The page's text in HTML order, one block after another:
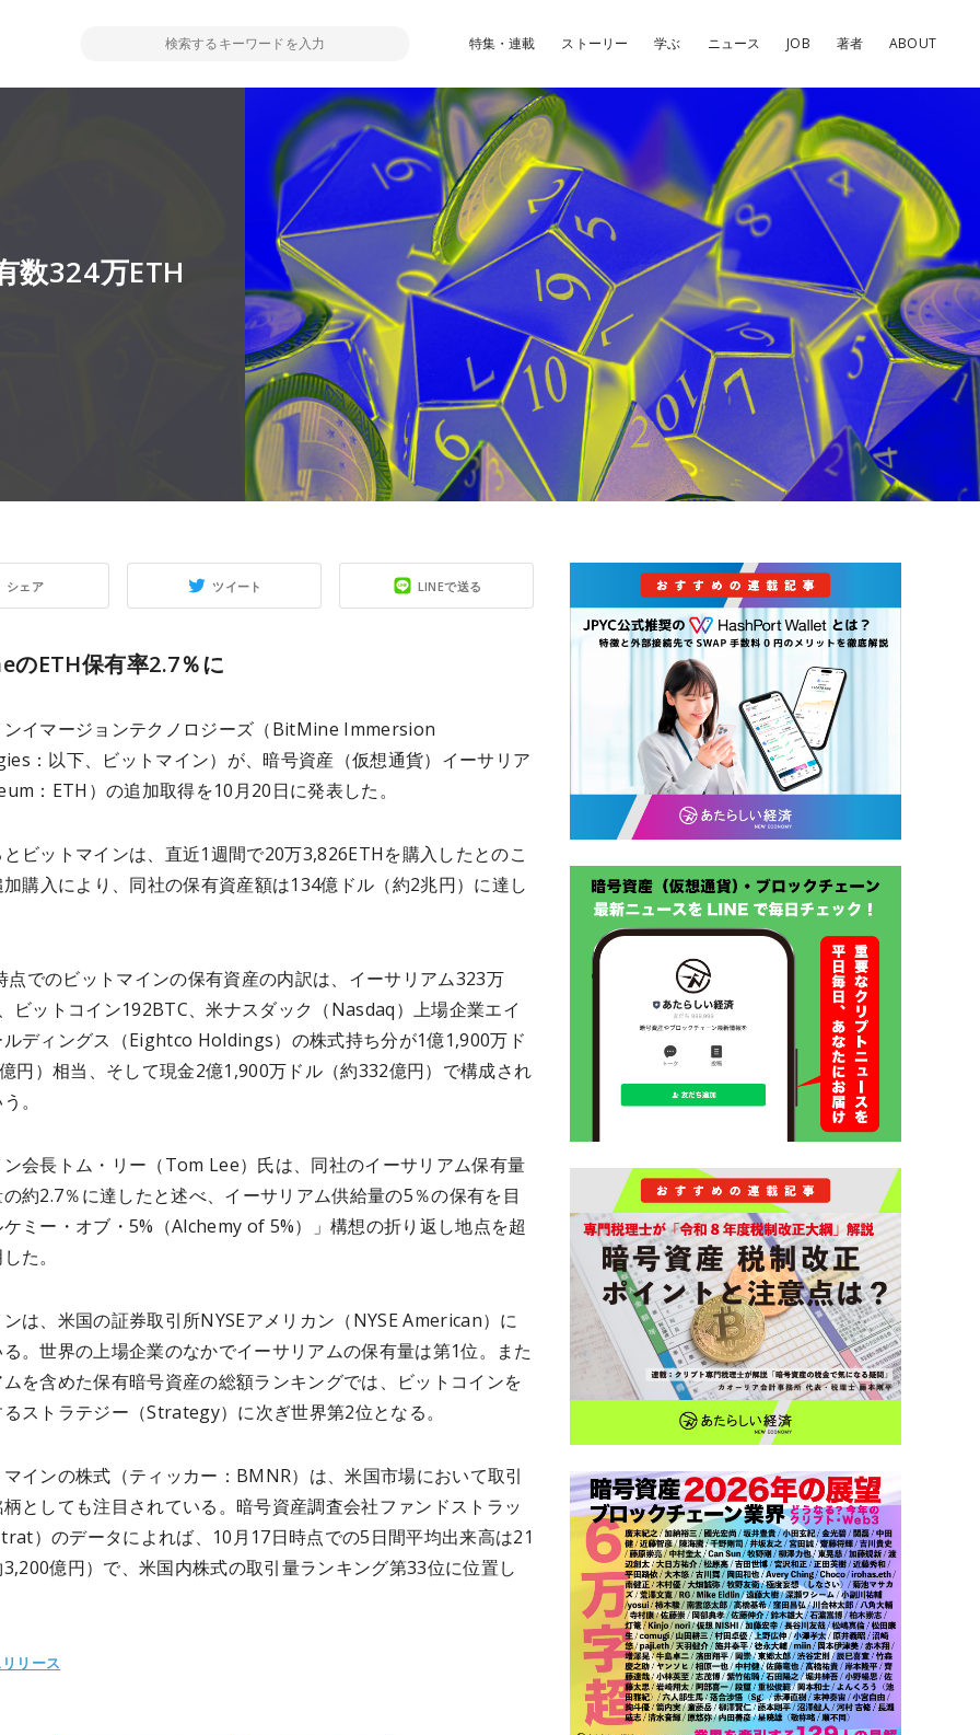
特集・連載 ストーリー 学ぶ ニュース JOB 著者 ABOUT
数324万ETH
シェア ツイート LINEで送る
ETH保有率2.7％に
ンイマージョンテクノロジーズ（BitMine Immersion
：以下、ビットマイン）が、暗号資産（仮想通貨）イーサリア
：ETH）の追加取得を10月20日に発表した。
ビットマインは、直近1週間で20万3,826ETHを購入したとのこ
購入により、同社の保有資産額は134億ドル（約2兆円）に達し
点でのビットマインの保有資産の内訳は、イーサリアム323万
ビットコイン192BTC、米ナスダック（Nasdaq）上場企業エイ
ディングス（Eightco Holdings）の株式持ち分が1億1,900万ド
円）相当、そして現金2億1,900万ドル（約332億円）で構成され
。
会長トム・リー（Tom Lee）氏は、同社のイーサリアム保有量
約2.7％に達したと述べ、イーサリアム供給量の5％の保有を目
ミー・オブ・5%（Alchemy of 5%）」構想の折り返し地点を超
た。
は、米国の証券取引所NYSEアメリカン（NYSE American）に
。世界の上場企業のなかでイーサリアムの保有量は第1位。また
を含めた保有暗号資産の総額ランキングでは、ビットコインを
ストラテジー（Strategy）に次ぎ世界第2位となる。
インの株式（ティッカー：BMNR）は、米国市場において取引
としても注目されている。暗号資産調査会社ファンドストラッ
）のデータによれば、10月17日時点での5日間平均出来高は21
億円）で、米国内株式の取引量ランキング第33位に位置し
リース